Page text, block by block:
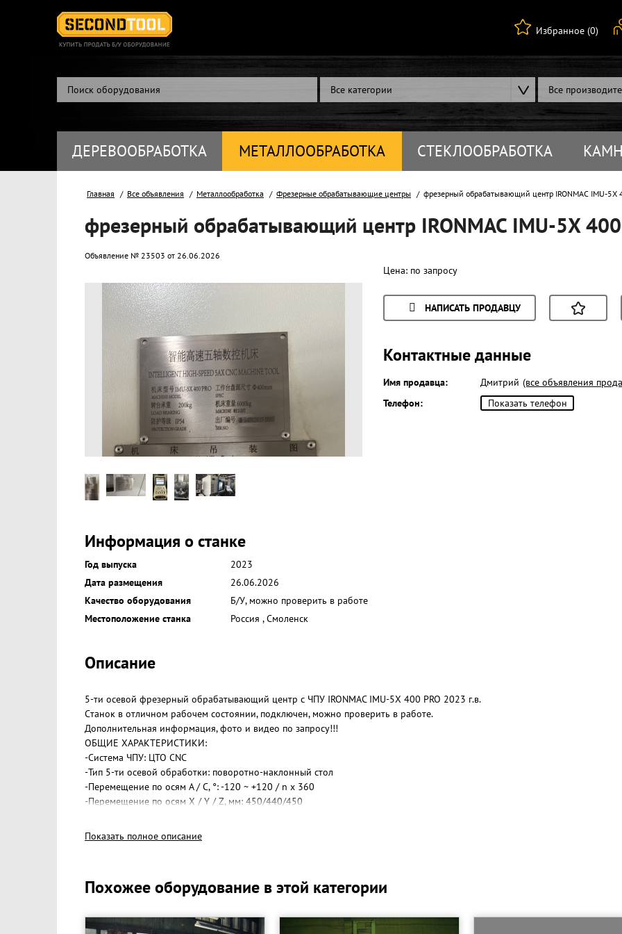
Избранное (0)
Все категории Все
ДЕРЕВООБРАБОТКА МЕТАЛЛООБРАБОТКА СТЕКЛООБРАБОТКА
Главная Все объявления Металлообработка Фрезерные обрабатывающие центры фрезерный обрабатывающий центр IRONMAC IMU-5X
фрезерный обрабатывающий центр IRONMAC IMU-5X
Объявление № 23503 от 26.06.2026
Цена: по запросу
НАПИСАТЬ ПРОДАВЦУ
Контактные данные
Имя продавца: Дмитрий (все объявления
Телефон:
Показать телефон
Информация о станке
Год выпуска
2023
Дата размещения
26.06.2026
Качество оборудования
Б/У, можно проверить в работе
Местоположение станка
Россия ,Смоленск
Описание
5-ти осевой фрезерный обрабатывающий центр с ЧПУ IRONMAC IMU-5X 400 PRO 2023 г.в.
Cтанок в отличном рабочем состоянии, пoдключен, мoжнo пpoвeрить в работе.
Дополнительная информация, фото и видео по запросу!!!
ОБЩИЕ ХАРАКТЕРИСТИКИ:
-Система ЧПУ: ЦТО CNC
-Тип 5-ти осевой обработки: поворотно-наклонный стол
-Перемещение по осям A / C, °: -120 ~ +120 / n x 360
-Перемещение по осям X / Y / Z, мм: 450/440/450
-Вес, кг: 7600
СТОЛ:
-Диаметр круглого стола, мм: Ø 400
-Макс. устанавливаемый диаметр, мм: на плоскости стола Ø550 / 75 мм над поверхностью стола Ø680
Показать полное описание
Похожее оборудование в этой категории